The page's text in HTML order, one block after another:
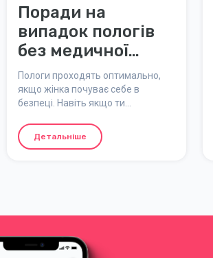
Поради на
випадок пологів
без медичної
допомоги
Пологи проходять оптимально,
якщо жінка почуває себе в
безпеці. Навіть якщо ти
відчуття безпеки в тілі - це
допоможе розслабитися.
Детальніше